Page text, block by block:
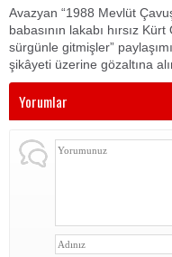
Avazyan “1988 Mevlüt
babasının lakabı hırsız
sürgünle gitmişler”
şikâyeti üzerine gözaltına
Yorumlar